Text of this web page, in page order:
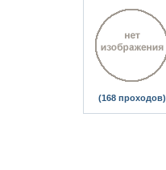
(168 проходов)